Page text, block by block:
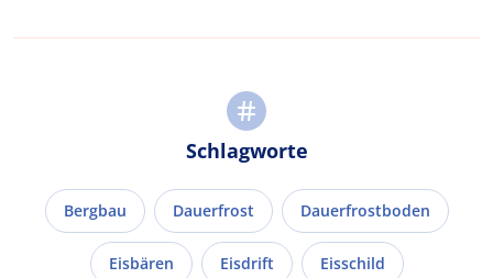
Schlagworte
Bergbau Dauerfrost Dauerfrostboden
Eisbären Eisdrift Eisschild